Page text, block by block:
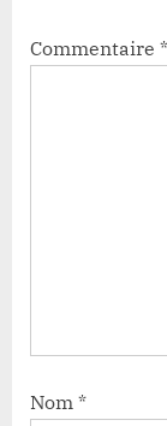
Commentaire *
Nom *